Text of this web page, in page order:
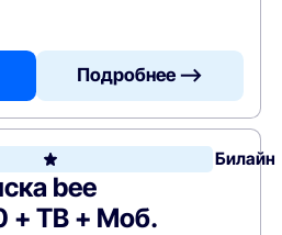
Подробнее —>
Билайн
bee
+ ТВ + Моб.